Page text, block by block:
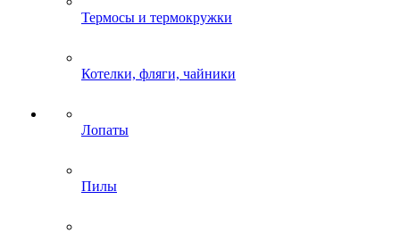
Термосы и термокружки
Котелки, фляги, чайники
Лопаты
Пилы